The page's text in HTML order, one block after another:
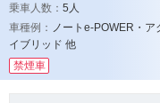
乗車人数： 5人
車種例：
ノートe-POWER・
イブリッド 他
禁煙車